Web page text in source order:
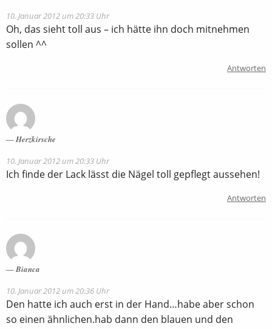
10. Januar 2012 um 20:33 Uhr
Oh, das sieht toll aus – ich hätte ihn doch mitnehmen
sollen ^^
Antworten
Herzkirsche
10. Januar 2012 um 20:33 Uhr
Ich finde der Lack lässt die Nägel toll gepflegt aussehen!
Antworten
Bianca
10. Januar 2012 um 20:36 Uhr
Den hatte ich auch erst in der Hand…habe aber schon
so einen ähnlichen.hab dann den blauen und den